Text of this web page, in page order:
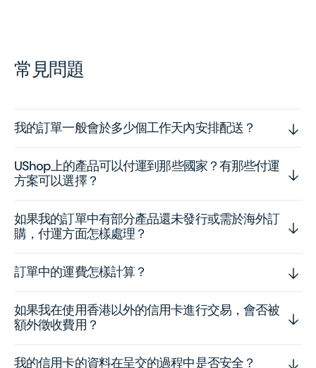
常見問題
我的訂單一般會於多少個工作天內安排配送？
UShop上的產品可以付運到那些國家？有那些付運
方案可以選擇？
如果我的訂單中有部分產品還未發行或需於海外訂
購，付運方面怎樣處理？
訂單中的運費怎樣計算？
如果我在使用香港以外的信用卡進行交易，會否被
額外徵收費用？
我的信用卡的資料在呈交的過程中是否安全？